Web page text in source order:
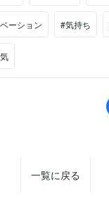
ーション #気持ち
一覧に戻る